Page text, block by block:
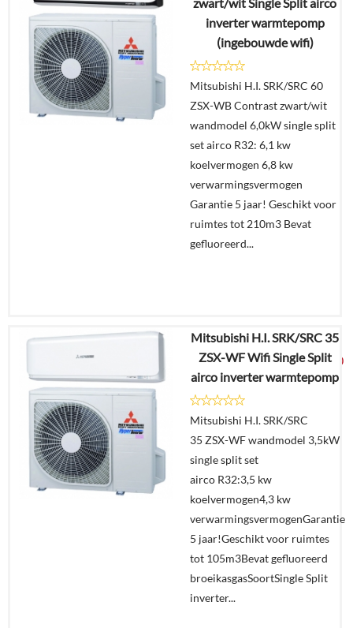
Details
aanvragen?
In
winkelmand
inverter warmtepomp
(ingebouwde wifi)
Mitsubishi H.I. SRK/SRC 60
ZSX-WB Contrast zwart/wit
wandmodel 6,0kW single split
set airco R32: 6,1 kw
koelvermogen 6,8 kw
verwarmingsvermogen
Garantie 5 jaar! Geschikt voor
ruimtes tot 210m3 Bevat
gefluoreerd...
€7.062,77
€3.699,00
Offerte
winkelmand
Mitsubishi H.I. SRK/SRC 35
ZSX-WF Wifi Single Split
airco inverter warmtepomp
Mitsubishi H.I. SRK/SRC
35 ZSX-WF wandmodel 3,5kW
single split set
airco R32:3,5 kw
koelvermogen4,3 kw
verwarmingsvermogenGarantie
5 jaar!Geschikt voor ruimtes
tot 105m3Bevat gefluoreerd
broeikasgasSoortSingle Split
inverter...